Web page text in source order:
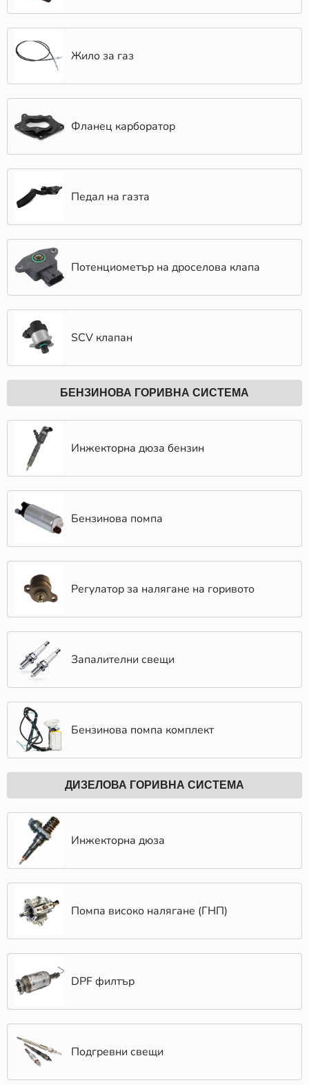
Жило за газ
Фланец карборатор
Педал на газта
Потенциометър на дроселова клапа
SCV клапан
БЕНЗИНОВА ГОРИВНА СИСТЕМА
Инжекторна дюза бензин
Бензинова помпа
Регулатор за налягане на горивото
Запалителни свещи
Бензинова помпа комплект
ДИЗЕЛОВА ГОРИВНА СИСТЕМА
Инжекторна дюза
Помпа високо налягане (ГНП)
DPF филтър
Подгревни свещи